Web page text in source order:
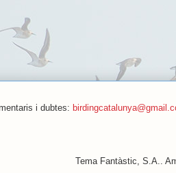
i dubtes:
Tema Fantàstic, S.A..